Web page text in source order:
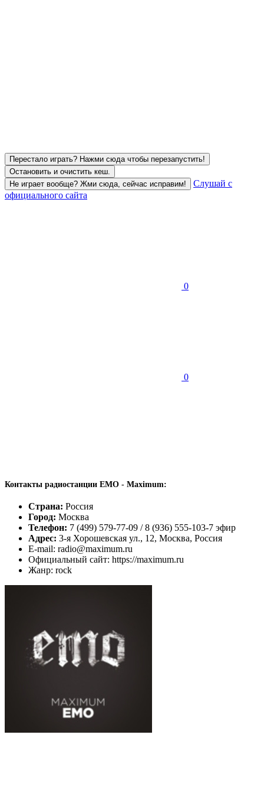
Перестало играть? Нажми сюда чтобы перезапустить!
Остановить и очистить кеш.
Не играет вообще? Жми сюда, сейчас исправим!
Слушай с
официального сайта
0
0
Контакты радиостанции EMO - Maximum:
Страна: Россия
Город: Москва
Телефон: 7 (499) 579-77-09 / 8 (936) 555-103-7 эфир
Адрес: 3-я Хорошевская ул., 12, Москва, Россия
E-mail: radio@maximum.ru
Официальный сайт: https://maximum.ru
Жанр: rock